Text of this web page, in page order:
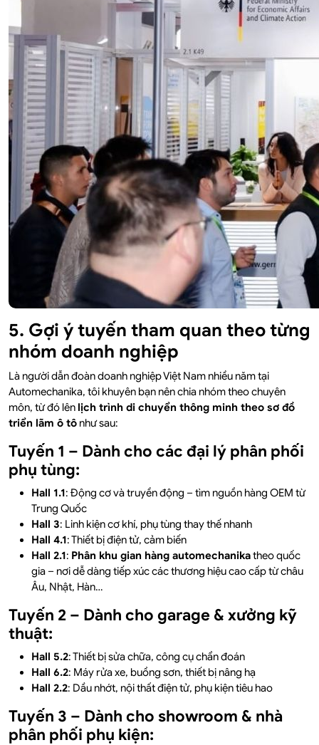
5. Gợi ý tuyến tham quan theo từng
nhóm doanh nghiệp
Là người dẫn đoàn doanh nghiệp Việt Nam nhiều năm tại
Automechanika, tôi khuyên bạn nên chia nhóm theo chuyên
môn, từ đó lên lịch trình di chuyển thông minh theo sơ đồ
triển lãm ô tô như sau:
Tuyến 1 – Dành cho các đại lý phân phối
phụ tùng:
Hall 1.1: Động cơ và truyền động – tìm nguồn hàng OEM từ
Trung Quốc
Hall 3: Linh kiện cơ khí, phụ tùng thay thế nhanh
Hall 4.1: Thiết bị điện tử, cảm biến
Hall 2.1: Phân khu gian hàng automechanikatheo quốc
gia – nơi dễ dàng tiếp xúc các thương hiệu cao cấp từ châu
Âu, Nhật, Hàn…
Tuyến 2 – Dành cho garage & xưởng kỹ
thuật:
Hall 5.2: Thiết bị sửa chữa, công cụ chẩn đoán
Hall 6.2: Máy rửa xe, buồng sơn, thiết bị nâng hạ
Hall 2.2: Dầu nhớt, nội thất điện tử, phụ kiện tiêu hao
Tuyến 3 – Dành cho showroom & nhà
phân phối phụ kiện: